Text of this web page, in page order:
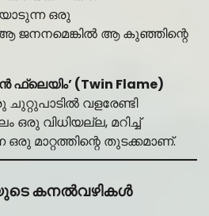
ഒരു
ജനനമെങ്കിൽ ആ കുഞ്ഞിന്റെ
ഫ്ലെയിം’ (Twin Flame)
വളരേണ്ടി
വിധിയല്ല, മറിച്ച്
മാറ്റത്തിന്റെ തുടക്കമാണ്.
കനൽവഴികൾ